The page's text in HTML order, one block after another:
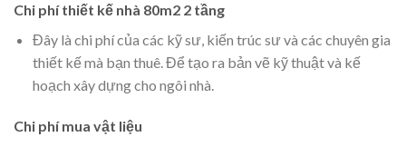
khác. Việc lên kế hoạch và tính toán kỹ càng trước khi bắt
đầu xây dựng sẽ giúp bạn tiết kiệm được nhiều chi phí không
cần thiết.
Dưới đây là một số yếu tố cần xem xét để tính toán khi thiết
thi công mẫu nhà này: